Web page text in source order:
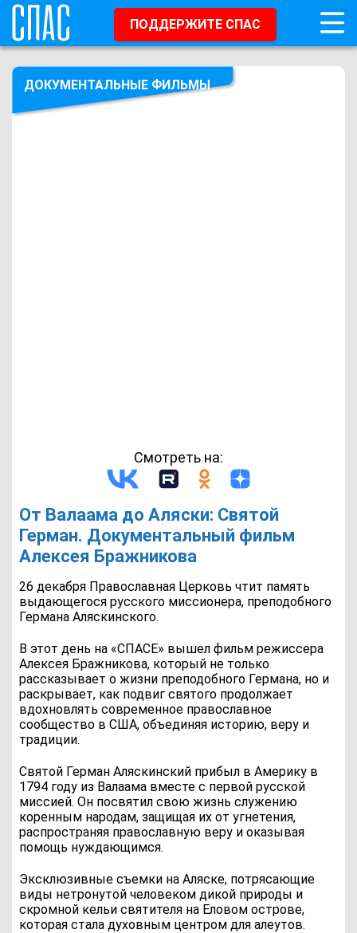
ПОДДЕРЖИТЕ СПАС
ДОКУМЕНТАЛЬНЫЕ ФИЛЬМЫ
Смотреть на:
От Валаама до Аляски: Святой
Герман. Документальный фильм
Алексея Бражникова
26 декабря Православная Церковь чтит память
выдающегося русского миссионера, преподобного
Германа Аляскинского.
В этот день на «CПАСЕ» вышел фильм режиссера
Алексея Бражникова, который не только
рассказывает о жизни преподобного Германа, но и
раскрывает, как подвиг святого продолжает
вдохновлять современное православное
сообщество в США, объединяя историю, веру и
традиции.
Святой Герман Аляскинский прибыл в Америку в
1794 году из Валаама вместе с первой русской
миссией. Он посвятил свою жизнь служению
коренным народам, защищая их от угнетения,
распространяя православную веру и оказывая
помощь нуждающимся.
Эксклюзивные съемки на Аляске, потрясающие
виды нетронутой человеком дикой природы и
скромной кельи святителя на Еловом острове,
которая стала духовным центром для алеутов.